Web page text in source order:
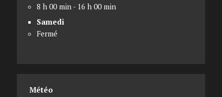
8 h 00 min - 16 h 00 min
Samedi
Fermé
Météo